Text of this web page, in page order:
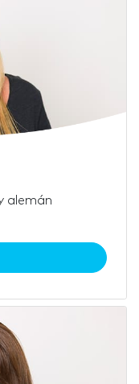
alemán